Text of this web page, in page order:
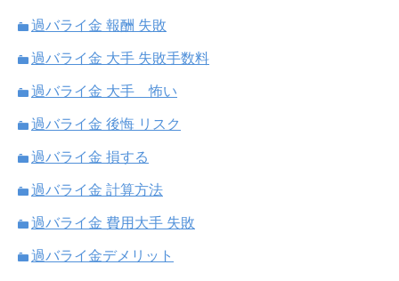
過バライ金 報酬 失敗
過バライ金 大手 失敗手数料
過バライ金 大手 怖い
過バライ金 後悔 リスク
過バライ金 損する
過バライ金 計算方法
過バライ金 費用大手 失敗
過バライ金デメリット